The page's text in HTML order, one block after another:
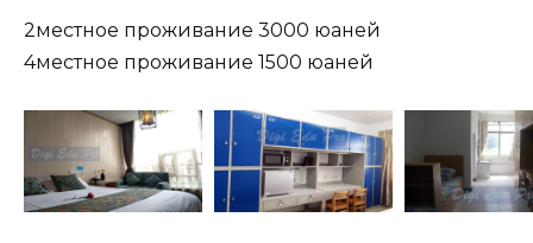
2местное проживание 3000 юаней
4местное проживание 1500 юаней